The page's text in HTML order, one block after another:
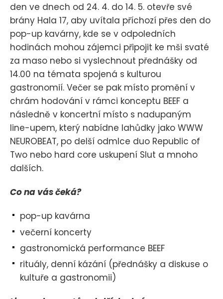
den ve dnech od 24. 4. do 14. 5. otevře své
brány Hala 17, aby uvítala příchozí přes den do
pop-up kavárny, kde se v odpoledních
hodinách mohou zájemci připojit ke mši svaté
za maso nebo si vyslechnout přednášky od
14.00 na témata spojená s kulturou
gastronomií. Večer se pak místo promění v
chrám hodování v rámci konceptu BEEF a
následně v koncertní místo s nadupaným
line-upem, který nabídne lahůdky jako WWW
NEUROBEAT, po delší odmlce duo Republic of
Two nebo hard core uskupení Slut a mnoho
dalších.
Co na vás čeká?
pop-up kavárna
večerní koncerty
gastronomická performance BEEF
rituály, denní kázání (přednášky a diskuse o
kultuře a gastronomii)